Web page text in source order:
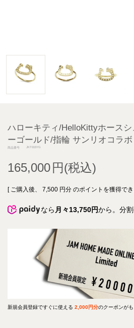
ハローキティ/HelloKittyホース
ーゴールド/指輪 サンリオコラボ
商品番号 JKT015YG
165,000
[ ご購入後、 7,500 円分 のポイントを獲得で
なら 月々13,750円から。分
新規会員登録ですぐに使える 2,000円分のクーポンが